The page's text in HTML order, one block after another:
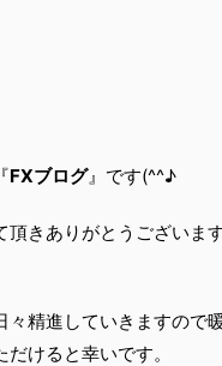
FXブログ』です(^^♪
頂きありがとうございま
々精進していきますので
だけると幸いです。